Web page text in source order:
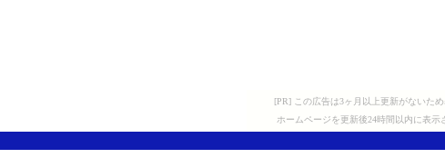
[PR] この広告は3ヶ月以上更新がないため
ホームページを更新後24時間以内に表示